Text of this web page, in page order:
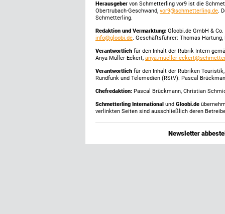
Herausgeber von Schmetterling vor9 ist die
Obertrubach-Geschwand, vor9@schmetterling.de.
Schmetterling.
Redaktion und Vermarktung: Gloobi.de GmbH &
info@gloobi.de. Geschäftsführer: Thomas
Verantwortlich für den Inhalt der Rubrik Intern
Anya Müller-Eckert, anya.mueller-
Verantwortlich für den Inhalt der Rubriken
Rundfunk und Telemedien (RStV): Pascal
Chefredaktion: Pascal Brückmann, Christian
Schmetterling International und Gloobi.de
verlinkten Seiten sind ausschließlich deren
Newsletter